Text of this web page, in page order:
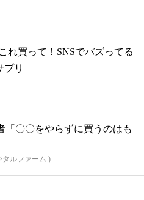
れ買って！SNSでバズってる
プリ
「〇〇をやらずに買うのはも
タルファーム )